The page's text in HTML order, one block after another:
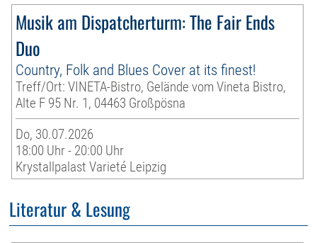
Musik am Dispatcherturm: The Fair Ends
Duo
Country, Folk and Blues Cover at its finest!
Treff/Ort: VINETA-Bistro, Gelände vom Vineta Bistro,
Alte F 95 Nr. 1, 04463 Großpösna
Do, 30.07.2026
18:00 Uhr - 20:00 Uhr
Krystallpalast Varieté Leipzig
Literatur & Lesung